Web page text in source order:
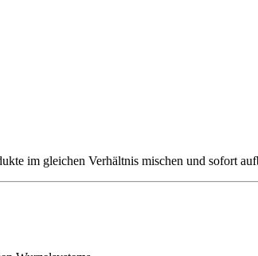
im gleichen Verhältnis mischen und sofort